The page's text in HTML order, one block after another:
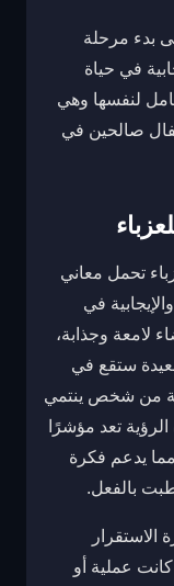
بدء مرحلة
في حياة
لنفسها وهي
صالحين في
تحمل معاني
في
لامعة وجذابة،
ستقع في
من شخص ينتمي
تعد مؤشرًا
يدعم فكرة
بالفعل.
الاستقرار
عملية أو